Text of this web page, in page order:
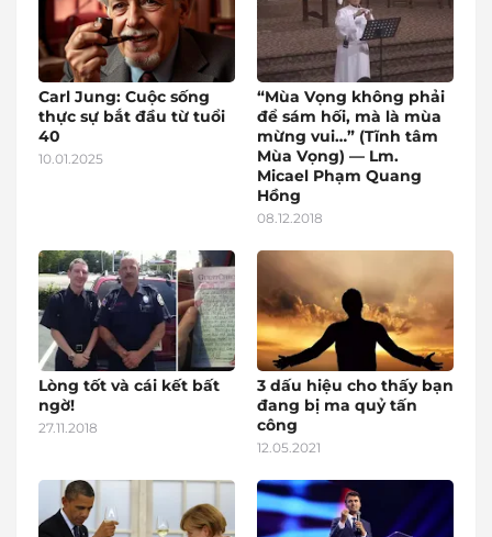
Carl Jung: Cuộc sống
thực sự bắt đầu từ tuổi
40
10.01.2025
“Mùa Vọng không phải
để sám hối, mà là mùa
mừng vui…” (Tĩnh tâm
Mùa Vọng) — Lm.
Micael Phạm Quang
Hồng
08.12.2018
Lòng tốt và cái kết bất
ngờ!
27.11.2018
3 dấu hiệu cho thấy bạn
đang bị ma quỷ tấn
công
12.05.2021